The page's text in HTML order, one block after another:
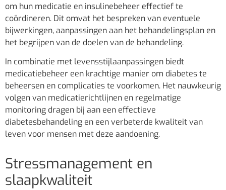
om hun medicatie en insulinebeheer effectief te
coördineren. Dit omvat het bespreken van eventuele
bijwerkingen, aanpassingen aan het behandelingsplan en
het begrijpen van de doelen van de behandeling.
In combinatie met levensstijlaanpassingen biedt
medicatiebeheer een krachtige manier om diabetes te
beheersen en complicaties te voorkomen. Het nauwkeurig
volgen van medicatierichtlijnen en regelmatige
monitoring dragen bij aan een effectieve
diabetesbehandeling en een verbeterde kwaliteit van
leven voor mensen met deze aandoening.
Stressmanagement en
slaapkwaliteit